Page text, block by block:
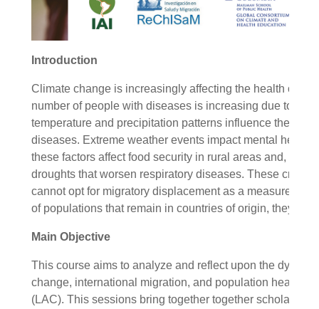
Introduction
Climate change is increasingly affecting the health of
number of people with diseases is increasing due to the
temperature and precipitation patterns influence the
diseases. Extreme weather events impact mental
these factors affect food security in rural areas and,
droughts that worsen respiratory diseases. These
cannot opt ​​for migratory displacement as a measure of
of populations that remain in countries of origin, they
Main Objective
This course aims to analyze and reflect upon the
change, international migration, and population health
(LAC). This sessions bring together together scholars,